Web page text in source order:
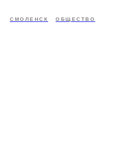
СМОЛЕНСК ОБЩЕСТВО